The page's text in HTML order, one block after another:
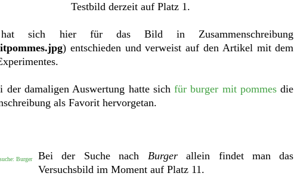
Testbild derzeit auf Platz 1.
sich hier für das Bild in Zusammenschreibung
) entschieden und verweist auf den Artikel mit dem
der damaligen Auswertung hatte sichfür burger mit pommes die
als Favorit hervorgetan.
Bei der Suche nach Burgerallein findet man das
Versuchsbild im Moment auf Platz 11.